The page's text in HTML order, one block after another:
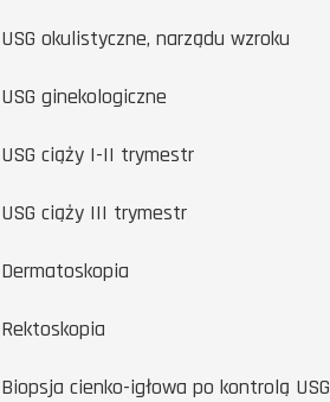
USG okulistyczne, narządu wzroku
USG ginekologiczne
USG ciąży I-II trymestr
USG ciąży III trymestr
Dermatoskopia
Rektoskopia
Biopsja cienko-igłowa po kontrolą USG